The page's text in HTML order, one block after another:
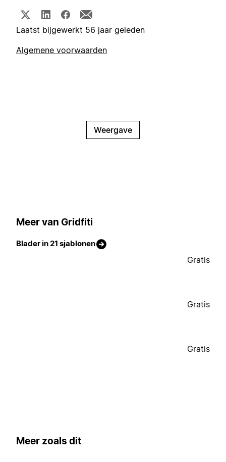
Laatst bijgewerkt 56 jaar geleden
Algemene voorwaarden
Weergave
Meer van Gridfiti
Blader in 21 sjablonen
Gratis
Gratis
Gratis
Meer zoals dit